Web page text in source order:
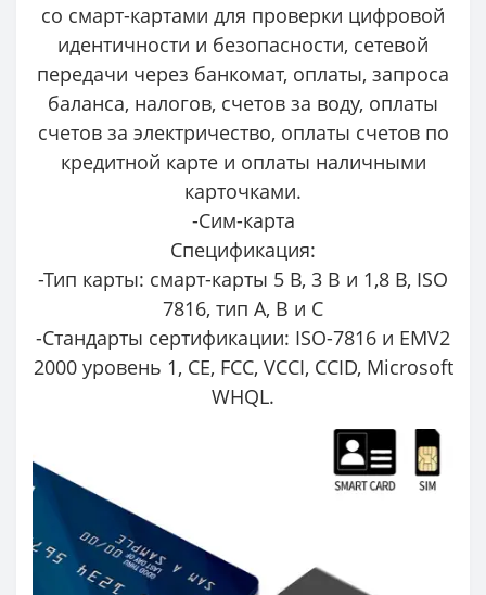
со смарт-картами для проверки цифровой
идентичности и безопасности, сетевой
передачи через банкомат, оплаты, запроса
баланса, налогов, счетов за воду, оплаты
счетов за электричество, оплаты счетов по
кредитной карте и оплаты наличными
карточками.
-Сим-карта
Спецификация:
-Тип карты: смарт-карты 5 В, 3 В и 1,8 В, ISO
7816, тип A, B и C
-Стандарты сертификации: ISO-7816 и EMV2
2000 уровень 1, CE, FCC, VCCI, CCID, Microsoft
WHQL.